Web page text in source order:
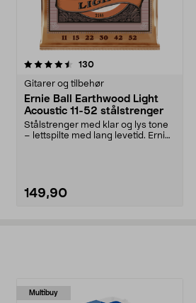
130anmeldelser
Gitarer og tilbehør
Ernie Ball Earthwood Light
Acoustic 11-52 stålstrenger
Stålstrenger med klar og lys tone
– lettspilte med lang levetid. Ernie
149,90
4.5 av 5 stjerner
Multibuy